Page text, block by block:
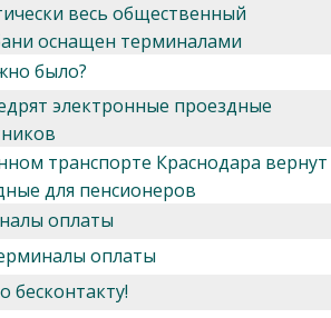
весь общественный
оснащен терминалами
было?
электронные проездные
транспорте Краснодара вернут
для пенсионеров
оплаты
оплаты
бесконтакту!